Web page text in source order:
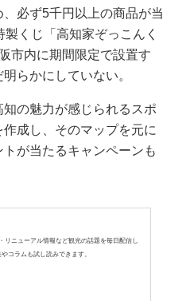
必ず5千円以上の商品が当
くじ「高知家ぞっこんく
市内に期間限定で設置す
らかにしていない。
の魅力が感じられるスポ
成し、そのマップを元に
が当たるキャンペーンも
ニューアル情報など観光の話題を毎日配信し
コラムも試し読みできます。